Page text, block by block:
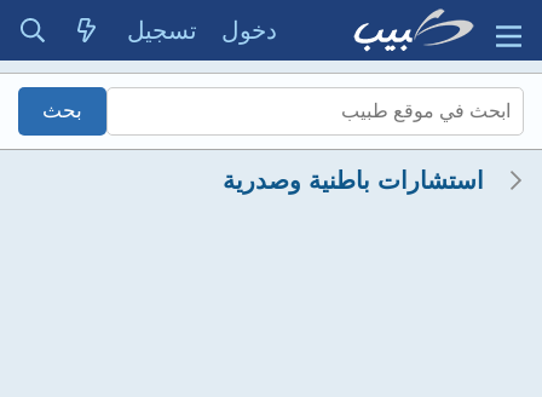
دخول تسجيل
استشارات باطنية وصدرية